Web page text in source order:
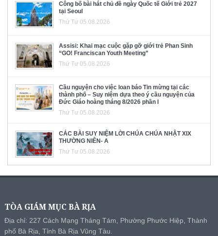
Công bố bài hát chủ đề ngày Quốc tế Giới trẻ 2027
tại Seoul
Thứ Tư 05.08.2026
Assisi: Khai mạc cuộc gặp gỡ giới trẻ Phan Sinh
“GO! Franciscan Youth Meeting”
Thứ Tư 05.08.2026
Cầu nguyện cho việc loan báo Tin mừng tại các
thành phố – Suy niệm dựa theo ý cầu nguyện của
Đức Giáo hoàng tháng 8/2026 phần I
Thứ Tư 05.08.2026
CÁC BÀI SUY NIỆM LỜI CHÚA CHÚA NHẬT XIX
THƯỜNG NIÊN- A
Thứ Tư 05.08.2026
TÒA GIÁM MỤC BÀ RỊA
Địa chỉ: 227 Cách Mạng Tháng Tám, Phường Phước Hiệp, Thành
phố Bà Rịa, Tỉnh Bà Rịa Vũng Tàu.